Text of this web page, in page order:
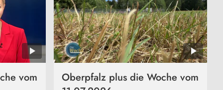
vom
Oberpfalz plus die Woche vom